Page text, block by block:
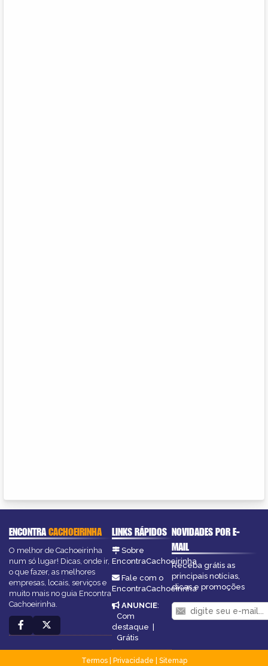
ENCONTRACACHOEIRINHA
O melhor de Cachoeirinha
num só lugar! Dicas, onde ir,
o que fazer, as melhores
empresas, locais, serviços e
muito mais no guia Encontra
Cachoeirinha.
LINKS RÁPIDOS
Sobre
EncontraCachoeirinha
Fale com o
EncontraCachoeirinha
ANUNCIE:
Com
destaque
Grátis
NOVIDADES POR E-
MAIL
Receba grátis as
principais notícias,
dicas e promoções
Termos| Privacidade
Sitemap